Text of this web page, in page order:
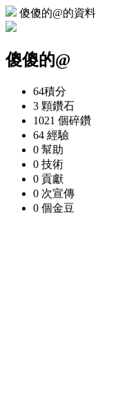
傻傻的@的資料
傻傻的@
64積分
3 顆鑽石
1021 個碎鑽
64 經驗
0 幫助
0 技術
0 貢獻
0 次宣傳
0 個金豆